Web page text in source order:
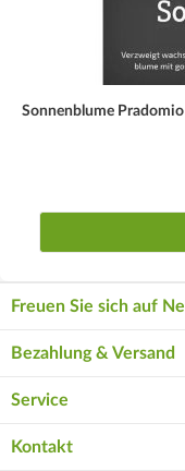
Sonnenblume Pradomio
Freuen Sie sich auf
Bezahlung & Versand
Service
Kontakt